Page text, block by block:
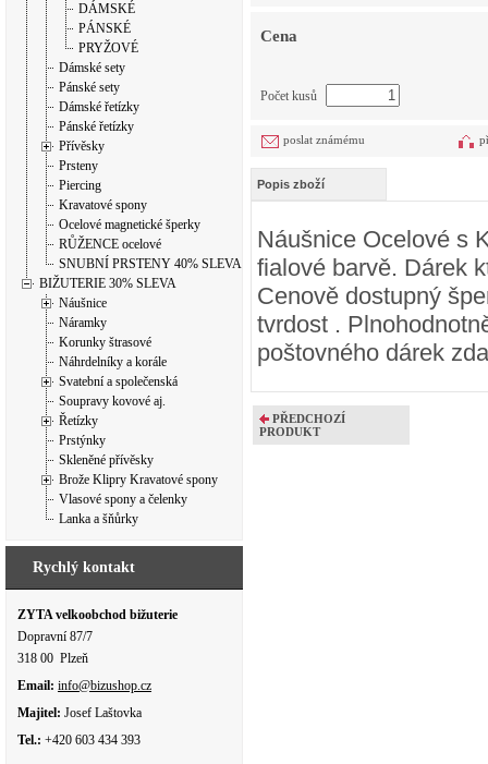
DÁMSKÉ
PÁNSKÉ
PRYŽOVÉ
Dámské sety
Pánské sety
Dámské řetízky
Pánské řetízky
Přívěsky
Prsteny
Piercing
Kravatové spony
Ocelové magnetické šperky
RŮŽENCE ocelové
SNUBNÍ PRSTENY 40% SLEVA
BIŽUTERIE 30% SLEVA
Náušnice
Náramky
Korunky štrasové
Náhrdelníky a korále
Svatební a společenská
Soupravy kovové aj.
Řetízky
Prstýnky
Skleněné přívěsky
Brože Klipry Kravatové spony
Vlasové spony a čelenky
Lanka a šňůrky
Rychlý kontakt
ZYTA velkoobchod bižuterie
Dopravní 87/7
318 00 Plzeň
Email: info@bizushop.cz
Majitel: Josef Laštovka
Tel.: +420 603 434 393
Cena
Počet kusů
poslat známému
Popis zboží
Náušnice Ocelové s
fialové barvě. Dárek
Cenově dostupný
tvrdost .
poštovného dárek
PŘEDCHOZÍ
PRODUKT